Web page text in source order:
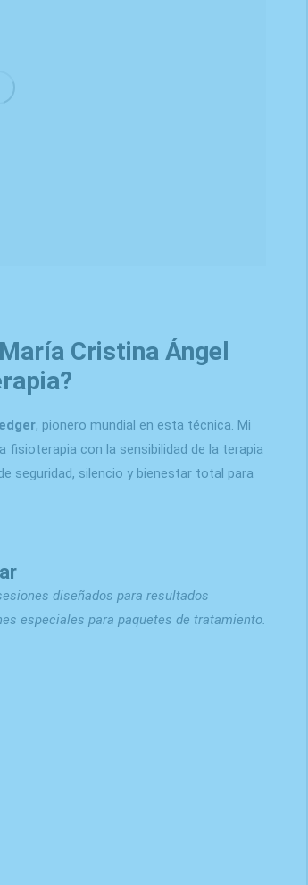
Cristina Ángel
, pionero mundial en esta técnica. Mi
con la sensibilidad de la terapia
seguridad, silencio y bienestar total para
diseñados para resultados
especiales para paquetes de tratamiento.